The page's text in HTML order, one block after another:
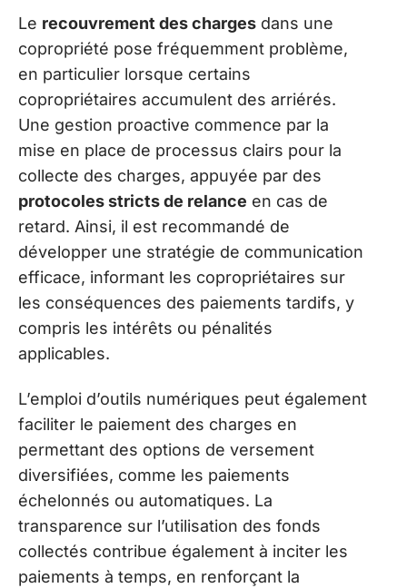
Le recouvrement des charges dans une
copropriété pose fréquemment problème,
en particulier lorsque certains
copropriétaires accumulent des arriérés.
Une gestion proactive commence par la
mise en place de processus clairs pour la
collecte des charges, appuyée par des
protocoles stricts de relance en cas de
retard. Ainsi, il est recommandé de
développer une stratégie de communication
efficace, informant les copropriétaires sur
les conséquences des paiements tardifs, y
compris les intérêts ou pénalités
applicables.
L’emploi d’outils numériques peut également
faciliter le paiement des charges en
permettant des options de versement
diversifiées, comme les paiements
échelonnés ou automatiques. La
transparence sur l’utilisation des fonds
collectés contribue également à inciter les
paiements à temps, en renforçant la